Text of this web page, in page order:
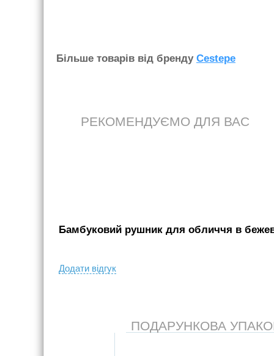
Бiльше товарiв вiд бренду Cestepe
РЕКОМЕНДУЄМО ДЛЯ ВАС
Бамбуковий рушник для обличчя в
Додати вiдгук
ПОДАРУНКОВА